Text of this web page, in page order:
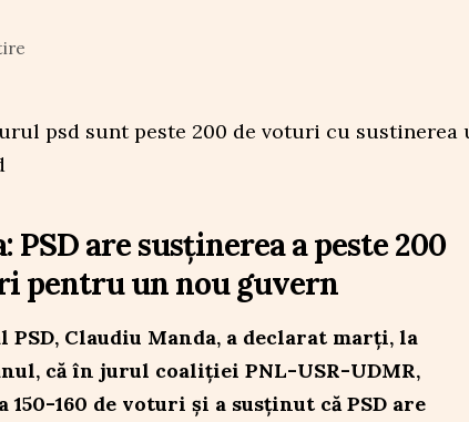
PSD are susținerea a peste 200
pentru un nou guvern
Claudiu Manda, a declarat marți, la
că în jurul coaliţiei PNL-USR-UDMR,
150-160 de voturi și a susținut că PSD are